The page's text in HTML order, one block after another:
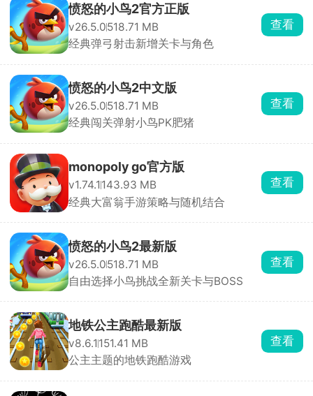
愤怒的小鸟2官方正版
v26.5.0518.71 MB
经典弹弓射击新增关卡与角色
查看
愤怒的小鸟2中文版
v26.5.0518.71 MB
经典闯关弹射小鸟PK肥猪
查看
monopoly go官方版
v1.74.1 143.93 MB
经典大富翁手游策略与随机结合
查看
愤怒的小鸟2最新版
v26.5.0518.71 MB
自由选择小鸟挑战全新关卡与BOSS
查看
地铁公主跑酷最新版
v8.6.1 151.41 MB
公主主题的地铁跑酷游戏
查看